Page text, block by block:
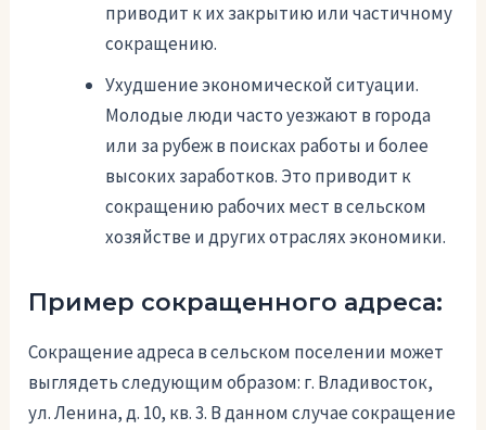
приводит к их закрытию или частичному
сокращению.
Ухудшение экономической ситуации.
Молодые люди часто уезжают в города
или за рубеж в поисках работы и более
высоких заработков. Это приводит к
сокращению рабочих мест в сельском
хозяйстве и других отраслях экономики.
Пример сокращенного адреса:
Сокращение адреса в сельском поселении может
выглядеть следующим образом: г. Владивосток,
ул. Ленина, д. 10, кв. 3. В данном случае сокращение